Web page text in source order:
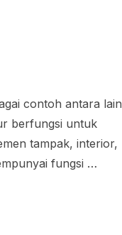
contoh antara lain
berfungsi untuk
tampak, interior,
fungsi …